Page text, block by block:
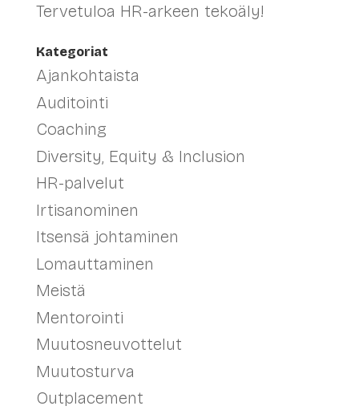
Tervetuloa HR-arkeen tekoäly!
Kategoriat
Ajankohtaista
Auditointi
Coaching
Diversity, Equity & Inclusion
HR-palvelut
Irtisanominen
Itsensä johtaminen
Lomauttaminen
Meistä
Mentorointi
Muutosneuvottelut
Muutosturva
Outplacement